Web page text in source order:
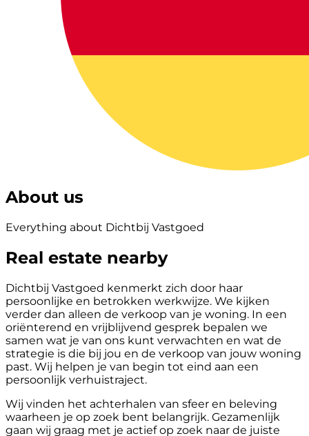
About us
Everything about Dichtbij Vastgoed
Real estate nearby
Dichtbij Vastgoed kenmerkt zich door haar
persoonlijke en betrokken werkwijze. We kijken
verder dan alleen de verkoop van je woning. In een
oriënterend en vrijblijvend gesprek bepalen we
samen wat je van ons kunt verwachten en wat de
strategie is die bij jou en de verkoop van jouw woning
past. Wij helpen je van begin tot eind aan een
persoonlijk verhuistraject.
Wij vinden het achterhalen van sfeer en beleving
waarheen je op zoek bent belangrijk. Gezamenlijk
gaan wij graag met je actief op zoek naar de juiste